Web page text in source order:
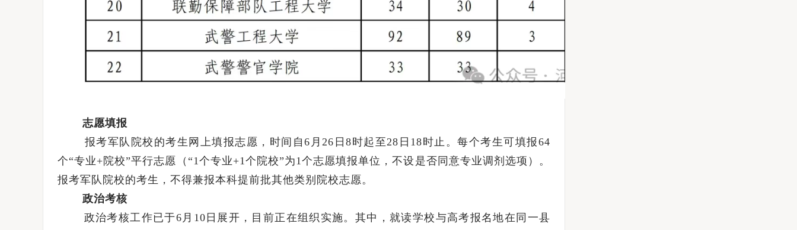
志愿填报
报考军队院校的考生网上填报志愿，时间自6月26日8时起至28日18时止。每个考生可填报64
个“专业+院校”平行志愿（“1个专业+1个院校”为1个志愿填报单位，不设是否同意专业调剂选项）。
报考军队院校的考生，不得兼报本科提前批其他类别院校志愿。
政治考核
政治考核工作已于6月10日展开，目前正在组织实施。其中，就读学校与高考报名地在同一县